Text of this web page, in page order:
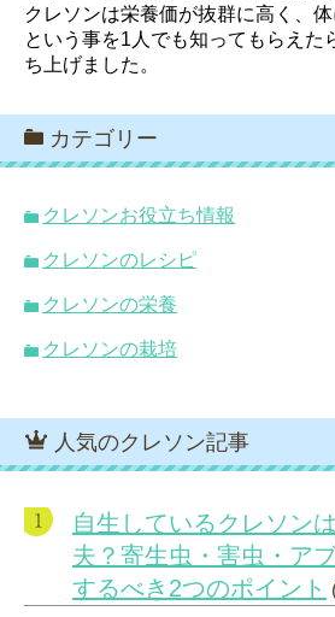
クレソンは栄養価が抜群に高く、
という事を1人でも知ってもらえた
ち上げました。
カテゴリー
クレソンお役立ち情報
クレソンのレシピ
クレソンの栄養
クレソンの栽培
人気のクレソン記事
自生しているクレソン
夫？寄生虫・害虫・ア
するべき2つのポイント